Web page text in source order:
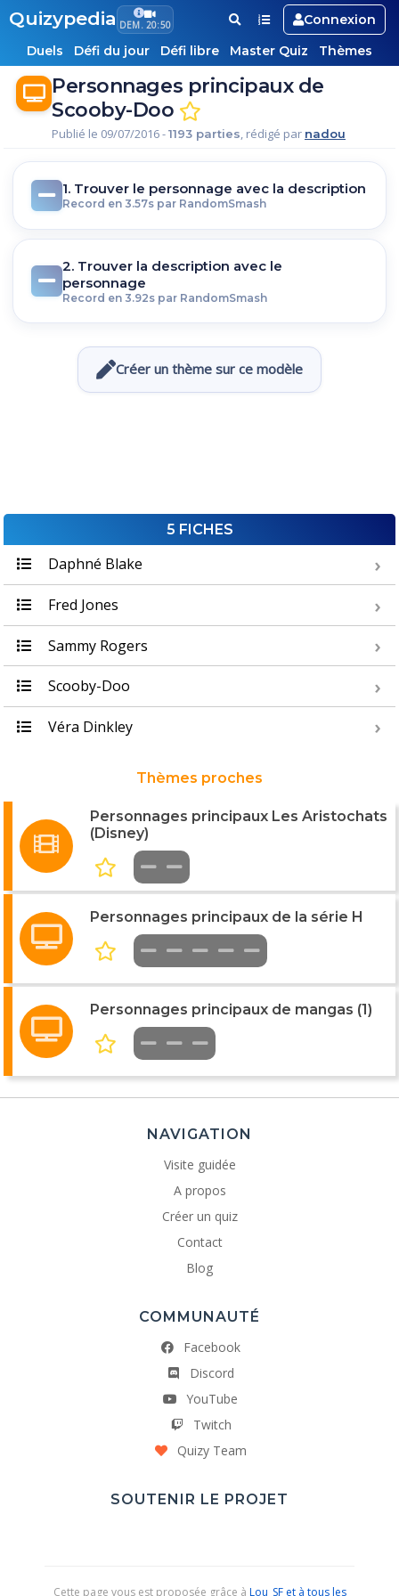
Quizypedia DEM. 20:50
Connexion
Duels
Défi du jour Défi libre Master Quiz Thèmes
Personnages principaux de
Scooby-Doo
Publié le 09/07/2016 -1193 parties, rédigé par nadou
1. Trouver le personnage avec la description
Record en 3.57s par RandomSmash
2. Trouver la description avec le
personnage
Record en 3.92s par RandomSmash
Créer un thème sur ce modèle
5 FICHES
Daphné Blake
Fred Jones
Sammy Rogers
Scooby-Doo
Véra Dinkley
Thèmes proches
Personnages principaux Les Aristochats
(Disney)
Personnages principaux de la série H
Personnages principaux de mangas (1)
NAVIGATION
Visite guidée
A propos
Créer un quiz
Contact
Blog
COMMUNAUTÉ
Facebook
Discord
YouTube
Twitch
Quizy Team
SOUTENIR LE PROJET
Cette page vous est proposée grâce à Lou_SF et à tous les